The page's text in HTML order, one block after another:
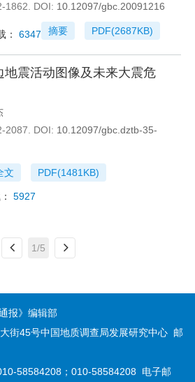
1862.
DOI: 10.12097/gbc.20091216
摘要 PDF(2687KB)
： 6347
地震活动图像及未来大震危
2087.
DOI: 10.12097/gbc.dztb-35-
文 PDF(1481KB)
5927
1/5
报》编辑部
街45号中国地质调查局发展研究中心 邮
58584208；010-58584208 电子邮